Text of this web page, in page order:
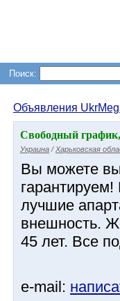
Поиск:
Объявления
Свободный
Украина / Харьковская
Вы можете
лучшие
внешность.
45 лет. Все
e-mail: